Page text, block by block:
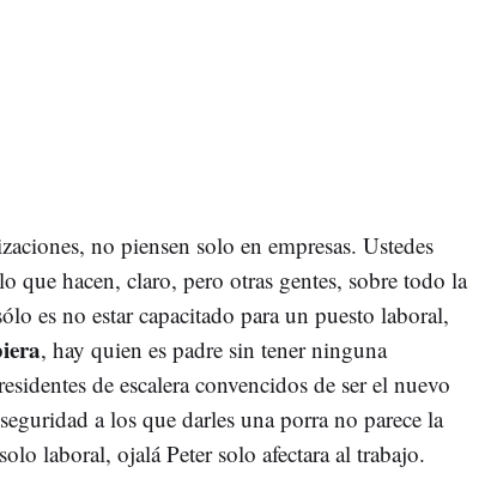
no piensen solo en empresas. Ustedes
que hacen, claro, pero otras gentes, sobre todo la
es no estar capacitado para un puesto laboral,
, hay quien es padre sin tener ninguna
de escalera convencidos de ser el nuevo
a los que darles una porra no parece la
laboral, ojalá Peter solo afectara al trabajo.